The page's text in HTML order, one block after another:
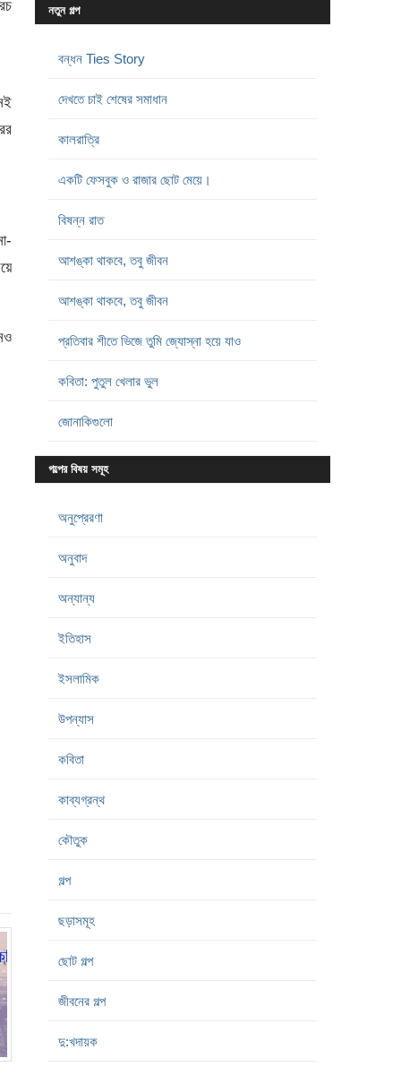
নতুন গল্প
বন্ধন Ties Story
দেখতে চাই শেষের সমাধান
কালরাত্রি
একটি ফেসবুক ও রাজার ছোট মেয়ে।
বিষন্ন রাত
আশঙ্কা থাকবে, তবু জীবন
আশঙ্কা থাকবে, তবু জীবন
প্রতিবার শীতে ভিজে তুমি জ্যোস্না হয়ে যাও
কবিতা: পুতুল খেলার ভুল
জোনাকিগুলো
গল্পের বিষয় সমূহ
অনুপ্রেরণা
অনুবাদ
অন্যান্য
ইতিহাস
ইসলামিক
উপন্যাস
কবিতা
কাব্যগ্রন্থ
কৌতুক
গল্প
ছড়াসমূহ
ছোট গল্প
জীবনের গল্প
দু:খদায়ক